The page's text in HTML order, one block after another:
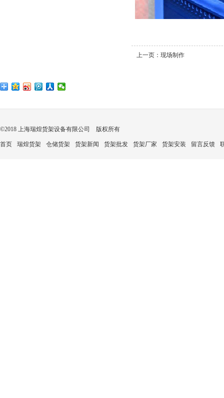
上一页： 现场制作
©2018 上海瑞煌货架设备有限公司 版权所有
首页 瑞煌货架 仓储货架 货架新闻 货架批发 货架厂家 货架安装 留言反馈